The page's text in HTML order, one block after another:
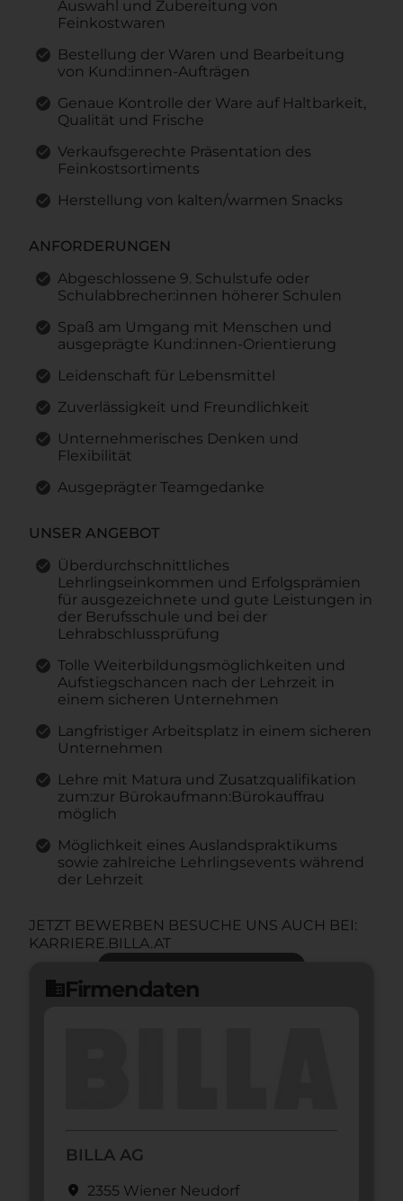
Auswahl und Zubereitung von
Feinkostwaren
Bestellung der Waren und Bearbeitung
von Kund:innen-Aufträgen
Genaue Kontrolle der Ware auf Haltbarkeit,
Qualität und Frische
Verkaufsgerechte Präsentation des
Feinkostsortiments
Herstellung von kalten/warmen Snacks
ANFORDERUNGEN
Abgeschlossene 9. Schulstufe oder
Schulabbrecher:innen höherer Schulen
Spaß am Umgang mit Menschen und
ausgeprägte Kund:innen-Orientierung
Leidenschaft für Lebensmittel
Zuverlässigkeit und Freundlichkeit
Unternehmerisches Denken und
Flexibilität
Ausgeprägter Teamgedanke
UNSER ANGEBOT
Überdurchschnittliches
Lehrlingseinkommen und Erfolgsprämien
für ausgezeichnete und gute Leistungen in
der Berufsschule und bei der
Lehrabschlussprüfung
Tolle Weiterbildungsmöglichkeiten und
Aufstiegschancen nach der Lehrzeit in
einem sicheren Unternehmen
Langfristiger Arbeitsplatz in einem sicheren
Unternehmen
Lehre mit Matura und Zusatzqualifikation
zum:zur Bürokaufmann:Bürokauffrau
möglich
Möglichkeit eines Auslandspraktikums
sowie zahlreiche Lehrlingsevents während
der Lehrzeit
JETZT BEWERBEN BESUCHE UNS AUCH BEI:
KARRIERE.BILLA.AT
domainFirmendaten
BILLA AG
location_on 2355 Wiener Neudorf